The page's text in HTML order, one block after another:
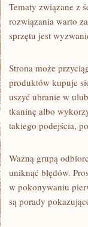
Tematy związane z
rozwiązania warto
sprzętu jest
Strona może
produktów kupuje
uszyć ubranie w
tkaninę albo
takiego podejścia,
Ważną grupą
uniknąć błędów.
w pokonywaniu
są porady